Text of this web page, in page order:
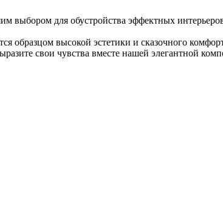
выбором для обустройства эффектных
образцом высокой эстетики и сказочного
свои чувства вместе нашей элегантной